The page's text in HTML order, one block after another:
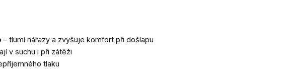
– tlumí nárazy a zvyšuje komfort při došlapu
v suchu i při zátěži
tlaku